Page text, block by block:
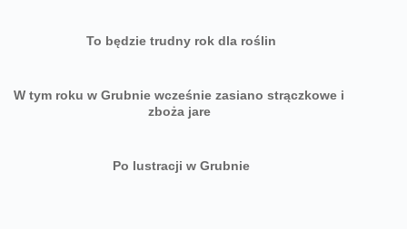
To będzie trudny rok dla roślin
W tym roku w Grubnie wcześnie zasiano strączkowe i
zboża jare
Po lustracji w Grubnie